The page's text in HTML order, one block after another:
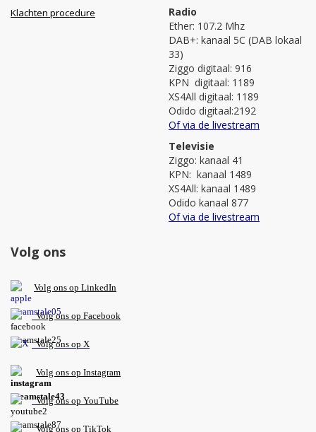
Klachten procedure
Radio
Ether: 107.2 Mhz
DAB+: kanaal 5C (DAB lokaal
33)
Ziggo digitaal: 916
KPN digitaal: 1189
XS4All digitaal: 1189
Odido digitaal:2192
Of via de livestream
Televisie
Ziggo: kanaal 41
KPN: kanaal 1489
XS4All: kanaal 1489
Odido kanaal 877
Of via de livestream
Volg ons
Volg ons op LinkedIn
Volg ons op Facebook
Volg ons op X
Volg ons op Instagram
Volgons op YouTube
Volg ons op TikTok